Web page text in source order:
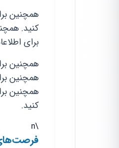
همچنین
کنید.
برای
همچنین
همچنین
همچنین
کنید.
\n
فرصت‌های